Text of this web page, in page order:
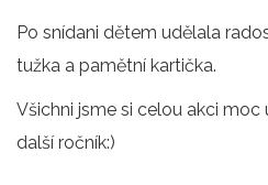
Po snídani dětem udělala
tužka a pamětní kartička.
Všichni jsme si celou akci moc
další ročník:)